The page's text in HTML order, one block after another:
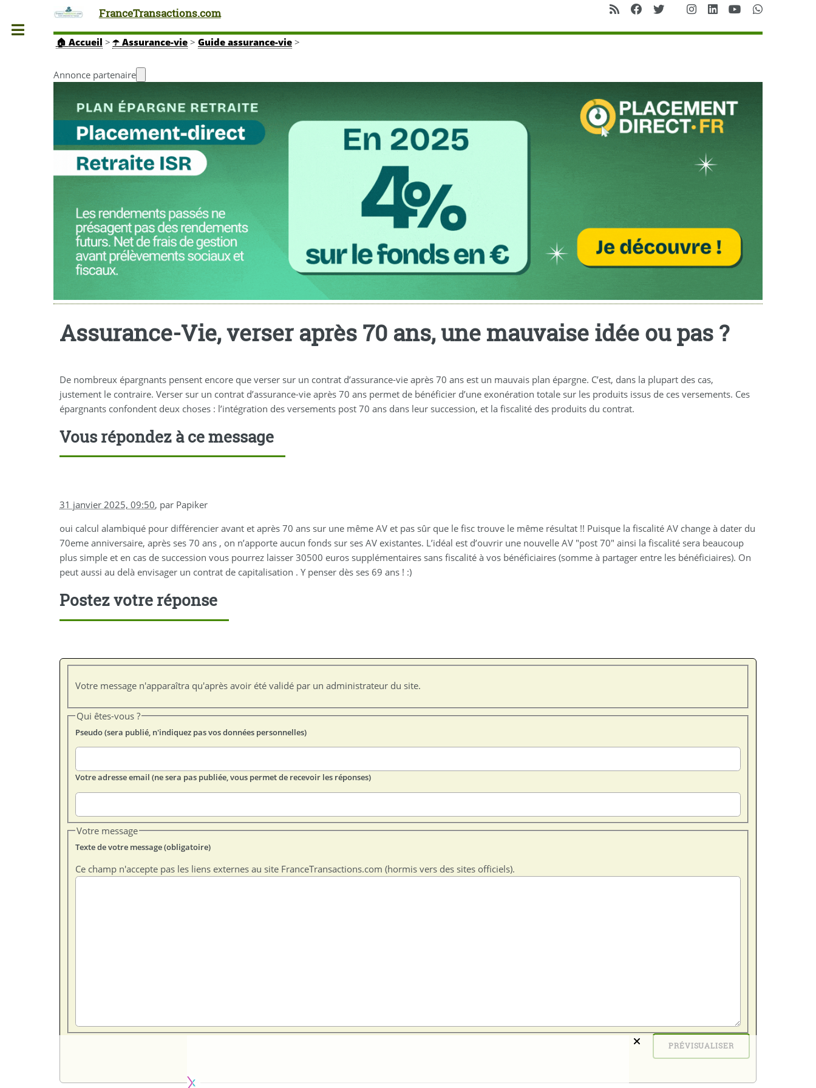
FranceTransactions.com
🏠 Accueil > ☂️ Assurance-vie > Guide assurance-vie>
Annonce partenaire
Assurance-Vie, verser après 70 ans, une mauvaise idée ou pas ?
De nombreux épargnants pensent encore que verser sur un contrat d’assurance-vie après 70 ans est un mauvais plan épargne. C’est, dans la plupart des cas,
justement le contraire. Verser sur un contrat d’assurance-vie après 70 ans permet de bénéficier d’une exonération totale sur les produits issus de ces versements. Ces
épargnants confondent deux choses : l’intégration des versements post 70 ans dans leur succession, et la fiscalité des produits du contrat.
Vous répondez à ce message
31 janvier 2025, 09:50, par Papiker
oui calcul alambiqué pour différencier avant et après 70 ans sur une même AV et pas sûr que le fisc trouve le même résultat !! Puisque la fiscalité AV change à dater du
70eme anniversaire, après ses 70 ans , on n’apporte aucun fonds sur ses AV existantes. L’idéal est d’ouvrir une nouvelle AV "post 70" ainsi la fiscalité sera beaucoup
plus simple et en cas de succession vous pourrez laisser 30500 euros supplémentaires sans fiscalité à vos bénéficiaires (somme à partager entre les bénéficiaires). On
peut aussi au delà envisager un contrat de capitalisation . Y penser dès ses 69 ans ! :)
Postez votre réponse
Votre message n'apparaîtra qu'après avoir été validé par un administrateur du site.
Qui êtes-vous ?
Pseudo (sera publié, n'indiquez pas vos données personnelles)
Votre adresse email (ne sera pas publiée, vous permet de recevoir les réponses)
Votre message
Texte de votre message (obligatoire)
Ce champ n'accepte pas les liens externes au site FranceTransactions.com (hormis vers des sites officiels).
Toggle